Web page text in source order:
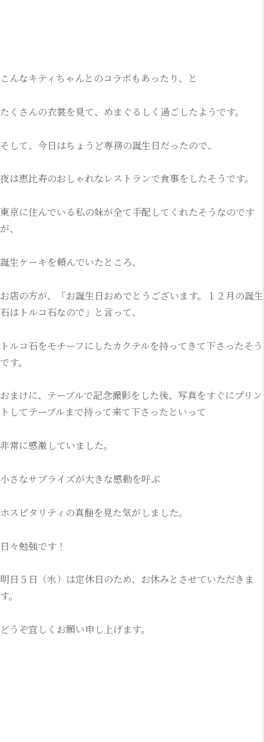
こんなキティちゃんとのコラボもあったり、と
たくさんの衣裳を見て、めまぐるしく過ごしたようです。
そして、今日はちょうど専務の誕生日だったので、
夜は恵比寿のおしゃれなレストランで食事をしたそうです。
東京に住んでいる私の妹が全て手配してくれたそうなのです
が、
誕生ケーキを頼んでいたところ、
お店の方が、「お誕生日おめでとうございます。１２月の誕生
石はトルコ石なので」と言って、
トルコ石をモチーフにしたカクテルを持ってきて下さったそう
です。
おまけに、テーブルで記念撮影をした後、写真をすぐにプリン
トしてテーブルまで持って来て下さったといって
非常に感激していました。
小さなサプライズが大きな感動を呼ぶ
ホスピタリティの真髄を見た気がしました。
日々勉強です！
明日５日（水）は定休日のため、お休みとさせていただきま
す。
どうぞ宜しくお願い申し上げます。